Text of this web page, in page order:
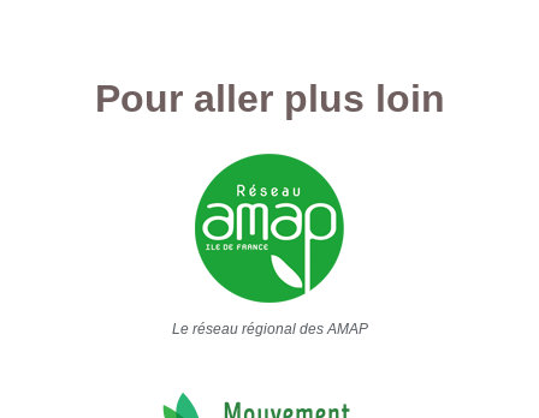
Pour aller plus loin
Le réseau régional des AMAP